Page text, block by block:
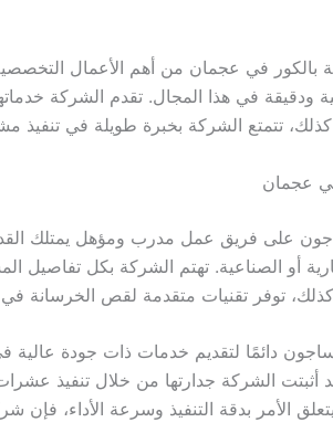
في عجمان من أهم الأعمال
ودقيقة في هذا المجال. تقدم الشركة
تتمتع الشركة بخبرة طويلة في
عجمان
على فريق عمل مدرب ومؤهل يمتلك
أو الصناعية. تهتم الشركة بكل
كذلك، توفر تقنيات متقدمة لقص الخرسانة
دائمًا لتقديم خدمات ذات جودة
أثبتت الشركة جدارتها من خلال تنفيذ
الأمر بدقة التنفيذ وسرعة الأداء،